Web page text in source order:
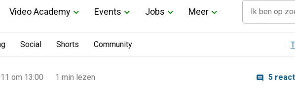
Video Academy Events Jobs Meer
Social Shorts Community
om 13:00 1 min lezen 5